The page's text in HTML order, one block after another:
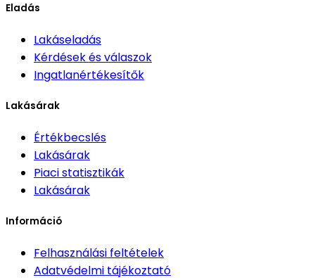
Eladás
Lakáseladás
Kérdések és válaszok
Ingatlanértékesítők
Lakásárak
Értékbecslés
Lakásárak
Piaci statisztikák
Lakásárak
Információ
Felhasználási feltételek
Adatvédelmi tájékoztató